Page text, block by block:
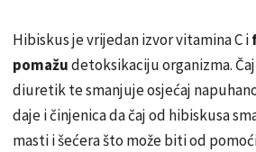
Hibiskus je vrijedan izvor vitamina C i
pomažudetoksikaciju organizma.
diuretik te smanjuje osjećaj
daje i činjenica da čaj od hibiskusa
masti i šećera što može biti od